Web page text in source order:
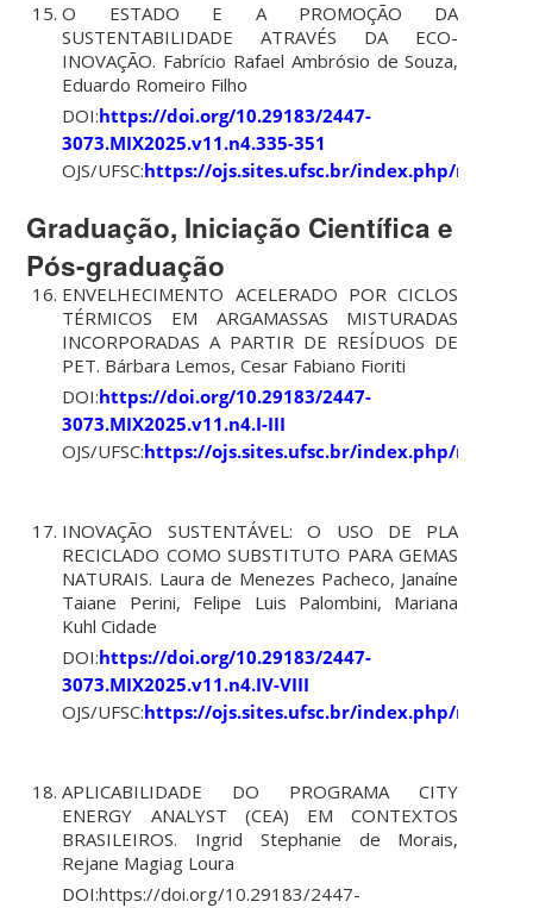
O ESTADO E A PROMOÇÃO DA
SUSTENTABILIDADE ATRAVÉS DA ECO-
INOVAÇÃO. Fabrício Rafael Ambrósio de Souza,
Eduardo Romeiro Filho
DOI:https://doi.org/10.29183/2447-
3073.MIX2025.v11.n4.335-351
OJS/UFSC:https://ojs.sites.ufsc.br/index.php/
Graduação, Iniciação Científica e
Pós-graduação
ENVELHECIMENTO ACELERADO POR CICLOS
TÉRMICOS EM ARGAMASSAS MISTURADAS
INCORPORADAS A PARTIR DE RESÍDUOS DE
PET. Bárbara Lemos, Cesar Fabiano Fioriti
DOI:https://doi.org/10.29183/2447-
3073.MIX2025.v11.n4.I-III
OJS/UFSC:https://ojs.sites.ufsc.br/index.php/
INOVAÇÃO SUSTENTÁVEL: O USO DE PLA
RECICLADO COMO SUBSTITUTO PARA GEMAS
NATURAIS. Laura de Menezes Pacheco, Janaíne
Taiane Perini, Felipe Luis Palombini, Mariana
Kuhl Cidade
DOI:https://doi.org/10.29183/2447-
3073.MIX2025.v11.n4.IV-VIII
OJS/UFSC:https://ojs.sites.ufsc.br/index.php/
APLICABILIDADE DO PROGRAMA CITY
ENERGY ANALYST (CEA) EM CONTEXTOS
BRASILEIROS. Ingrid Stephanie de Morais,
Rejane Magiag Loura
DOI:https://doi.org/10.29183/2447-